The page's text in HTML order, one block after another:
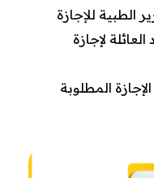
الطبية للإجازة
لإجازة
المطلوبة